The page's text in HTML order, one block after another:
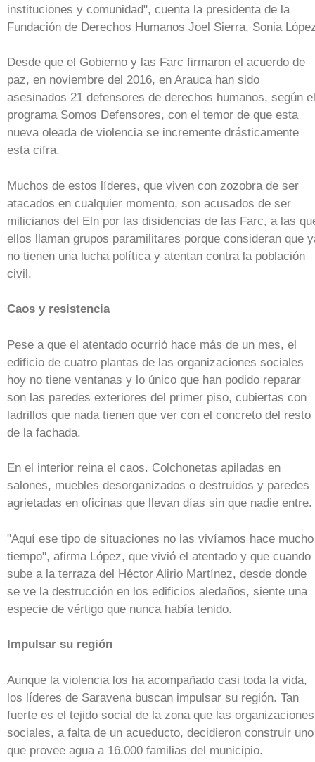
instituciones y comunidad", cuenta la presidenta de la
Fundación de Derechos Humanos Joel Sierra, Sonia
Desde que el Gobierno y las Farc firmaron el acuerdo de
paz, en noviembre del 2016, en Arauca han sido
asesinados 21 defensores de derechos humanos, según el
programa Somos Defensores, con el temor de que esta
nueva oleada de violencia se incremente drásticamente
esta cifra.
Muchos de estos líderes, que viven con zozobra de ser
atacados en cualquier momento, son acusados de ser
milicianos del Eln por las disidencias de las Farc, a las
ellos llaman grupos paramilitares porque consideran que
no tienen una lucha política y atentan contra la población
civil.
Caos y resistencia
Pese a que el atentado ocurrió hace más de un mes, el
edificio de cuatro plantas de las organizaciones sociales
hoy no tiene ventanas y lo único que han podido reparar
son las paredes exteriores del primer piso, cubiertas con
ladrillos que nada tienen que ver con el concreto del resto
de la fachada.
En el interior reina el caos. Colchonetas apiladas en
salones, muebles desorganizados o destruidos y paredes
agrietadas en oficinas que llevan días sin que nadie entre.
"Aquí ese tipo de situaciones no las vivíamos hace mucho
tiempo", afirma López, que vivió el atentado y que cuando
sube a la terraza del Héctor Alirio Martínez, desde donde
se ve la destrucción en los edificios aledaños, siente una
especie de vértigo que nunca había tenido.
Impulsar su región
Aunque la violencia los ha acompañado casi toda la vida,
los líderes de Saravena buscan impulsar su región. Tan
fuerte es el tejido social de la zona que las organizaciones
sociales, a falta de un acueducto, decidieron construir uno
que provee agua a 16.000 familias del municipio.